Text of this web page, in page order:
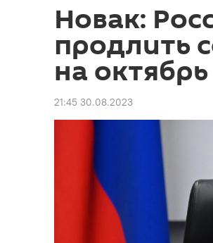
Новак:
продлить
на октябрь
21:45 30.08.2023